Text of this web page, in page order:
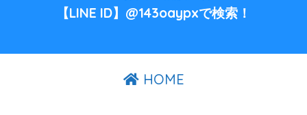
【LINE ID】@143oaypxで検索！
HOME